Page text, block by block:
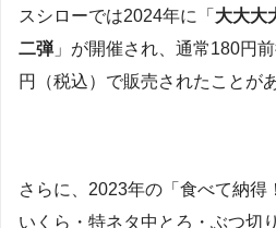
スシローでは2024年に「 大大大
二弾 」が開催され、通常180円
円（税込）で販売されたことが
さらに、2023年の「食べて納得
いくら・特ネタ中とろ・ぶつ切